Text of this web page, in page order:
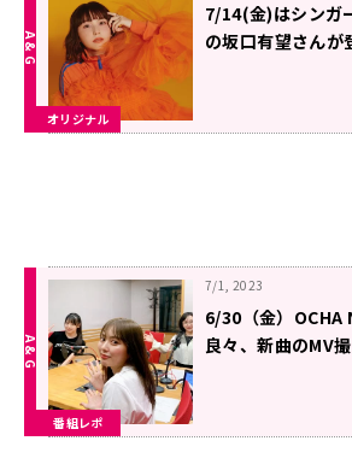
オリジナル
7/14(金)はシンガ
の坂口有望さんが
番組レポ
7/1, 2023
6/30（金）OCHA
良々、新曲のMV